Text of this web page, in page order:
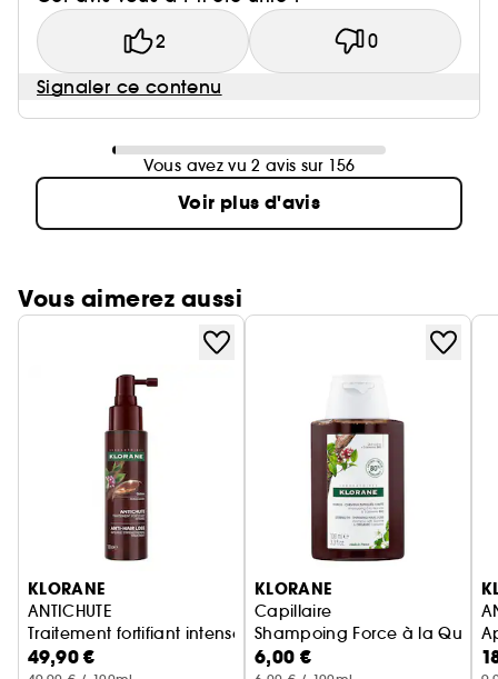
2 0
Signaler ce contenu
Vous avez vu 2 avis sur 156
Voir plus d'avis
Vous aimerez aussi
Ignorer le carrousel produits
KLORANE
ANTICHUTE
Traitement fortifiant intense à la Quinine croissance
49,90 €
KLORANE
Capillaire
Shampoing Force à la
6,00 €